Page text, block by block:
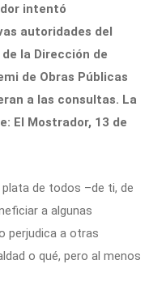
intentó
autoridades del
la Dirección de
de Obras Públicas
a las consultas. La
El Mostrador, 13 de
de todos –de ti, de
a algunas
perjudica a otras
o qué, pero al menos